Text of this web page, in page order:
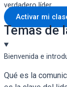
verdadero líder.
Activar mi
Temas de
Bienvenida e
Qué es la